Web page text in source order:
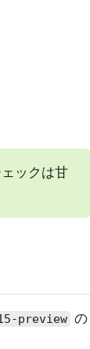
ックは甘
preview の